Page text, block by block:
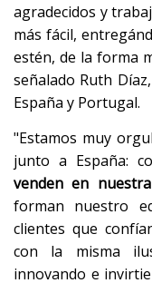
agradecidos y
más fácil,
estén, de la forma
señalado Ruth
España y Portugal.
"Estamos muy
junto a España:
venden en
forman nuestro
clientes que
con la misma
innovando e